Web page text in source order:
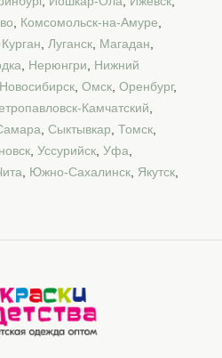
Комсомольск-на-Амуре
Курган Луганск Магадан
Нерюнгри
Нижний
Новосибирск Омск Оренбург,
Камчатский
Сыктывкар Томск
Уссурийск Уфа
Южно-Сахалинск Якутск